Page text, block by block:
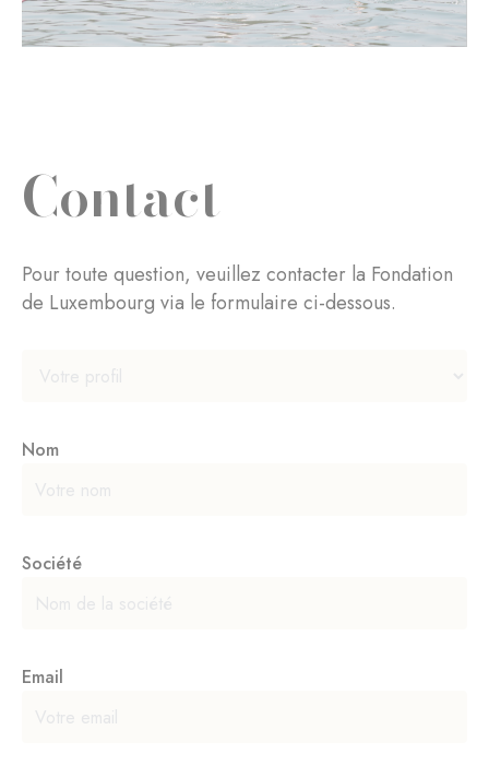
Contact
Pour toute question, veuillez contacter la Fondation
de Luxembourg via le formulaire ci-dessous.
Nom
Société
Email